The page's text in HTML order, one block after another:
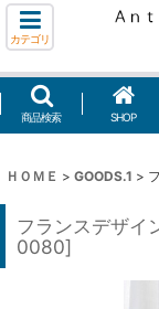
カテゴリ
商品検索 SHOP
ＨＯＭＥ > GOODS.1 >
フランスデザイ
0080]